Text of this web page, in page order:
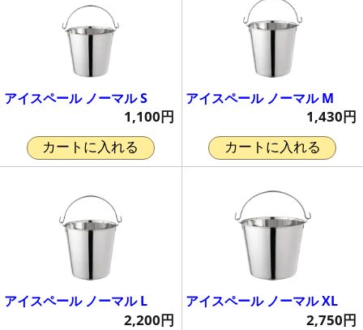
アイスペール ノーマル S
1,100円
カートに入れる
アイスペール ノーマル M
1,430円
カートに入れる
アイスペール ノーマル L
2,200円
アイスペール ノーマル XL
2,750円